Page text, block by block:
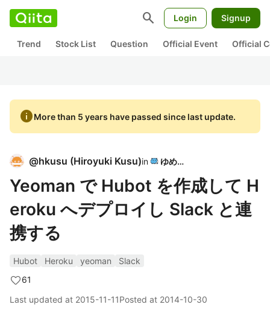
search Login Signup
Trend Stock List Question Official Event Official
infoMore than 5 years have passed since last update.
@hkusu (Hiroyuki Kusu)in ゆめみ
Yeoman で Hubot を作成して H
eroku へデプロイし Slack と連
携する
Hubot Heroku yeoman
Slack
61
Last updated at 2015-11-11Posted at 2014-10-30